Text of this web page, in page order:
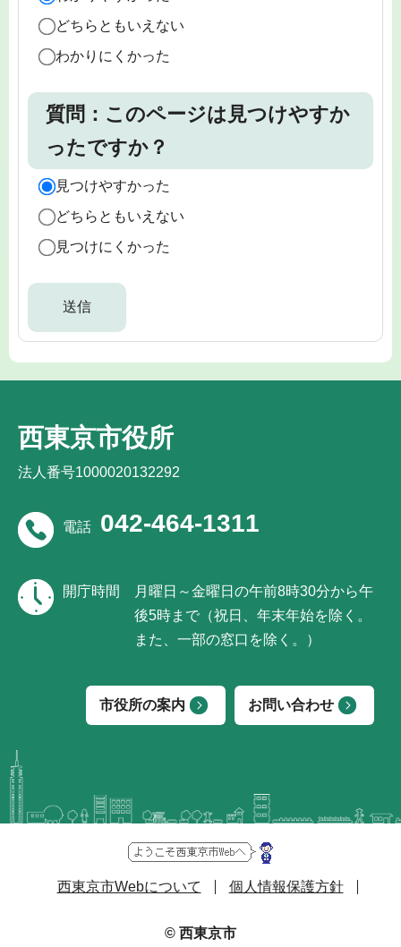
どちらともいえない
わかりにくかった
質問：このページは見つけやすか
ったですか？
見つけやすかった
どちらともいえない
見つけにくかった
西東京市役所
法人番号1000020132292
電話 042-464-1311
開庁時間
月曜日～金曜日の午前8時30分から午
後5時まで（祝日、年末年始を除く。
また、一部の窓口を除く。）
市役所の案内 お問い合わせ
西東京市Webについて 個人情報保護方針
© 西東京市